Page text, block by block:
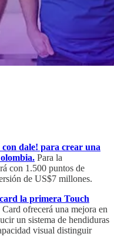
dale! para crear una
Para la
con 1.500 puntos de
de US$7 millones.
la primera Touch
ofrecerá una mejora en
un sistema de hendiduras
visual distinguir